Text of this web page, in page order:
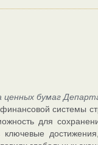
ценных бумаг
системы
для